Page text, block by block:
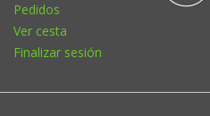
Pedidos
Ver cesta
Finalizar sesión